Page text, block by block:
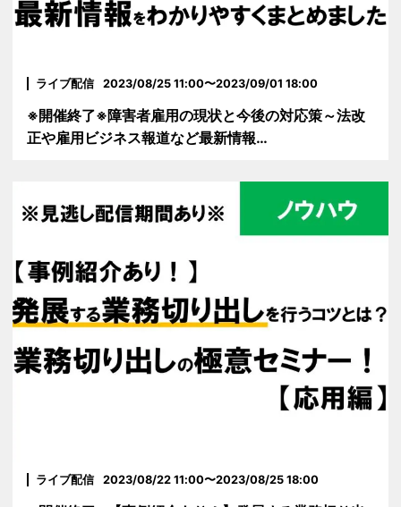
ライブ配信 2023/08/25 11:00〜2023/09/01 18:00
※開催終了※障害者雇用の現状と今後の対応策～法改
正や雇用ビジネス報道など最新情報…
ライブ配信 2023/08/22 11:00〜2023/08/25 18:00